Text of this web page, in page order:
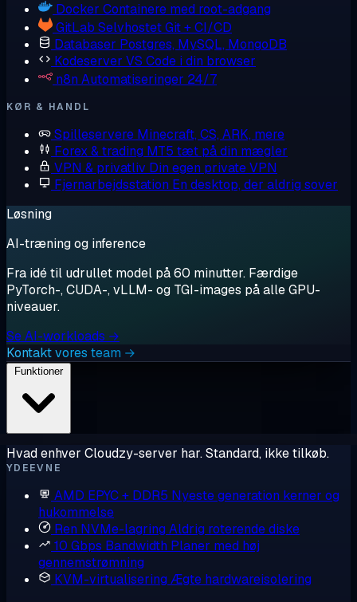
Docker Containere med root-adgang
GitLab Selvhostet Git + CI/CD
Databaser Postgres, MySQL, MongoDB
Kodeserver VS Code i din browser
n8n Automatiseringer 24/7
KØR & HANDL
Spilleservere Minecraft, CS, ARK, mere
Forex & trading MT5 tæt på din mægler
VPN & privatliv Din egen private VPN
Fjernarbejdsstation En desktop, der aldrig sover
Løsning
AI-træning og inference
Fra idé til udrullet model på 60 minutter. Færdige
PyTorch-, CUDA-, vLLM- og TGI-images på alle GPU-
niveauer.
Se AI-workloads →
Kontakt vores team →
Funktioner
Hvad enhver Cloudzy-server har. Standard, ikke tilkøb.
YDEEVNE
AMD EPYC + DDR5 Nyeste generation kerner og
hukommelse
Ren NVMe-lagring Aldrig roterende diske
10 Gbps Bandwidth Planer med høj
gennemstrømning
KVM-virtualisering Ægte hardwareisolering